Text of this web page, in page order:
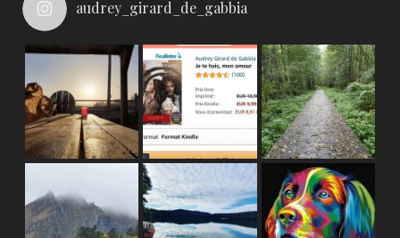
audrey_girard_de_gabbia